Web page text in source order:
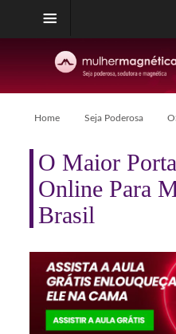
Home Seja Poderosa
O Maior
Online Para
Brasil